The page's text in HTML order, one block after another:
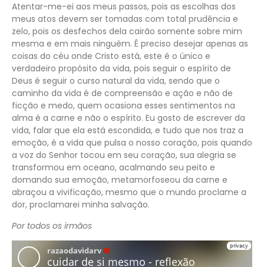
Atentar-me-ei aos meus passos, pois as escolhas dos
meus atos devem ser tomadas com total prudência e
zelo, pois os desfechos dela cairão somente sobre mim
mesma e em mais ninguém. É preciso desejar apenas as
coisas do céu onde Cristo está, este é o único e
verdadeiro propósito da vida, pois seguir o espírito de
Deus é seguir o curso natural da vida, sendo que o
caminho da vida é de compreensão e ação e não de
ficção e medo, quem ocasiona esses sentimentos na
alma é a carne e não o espírito. Eu gosto de escrever da
vida, falar que ela está escondida, e tudo que nos traz a
emoção, é a vida que pulsa o nosso coração, pois quando
a voz do Senhor tocou em seu coração, sua alegria se
transformou em oceano, acalmando seu peito e
domando sua emoção, metamorfoseou da carne e
abraçou a vivificação, mesmo que o mundo proclame a
dor, proclamarei minha salvação.
Por todos os irmãos